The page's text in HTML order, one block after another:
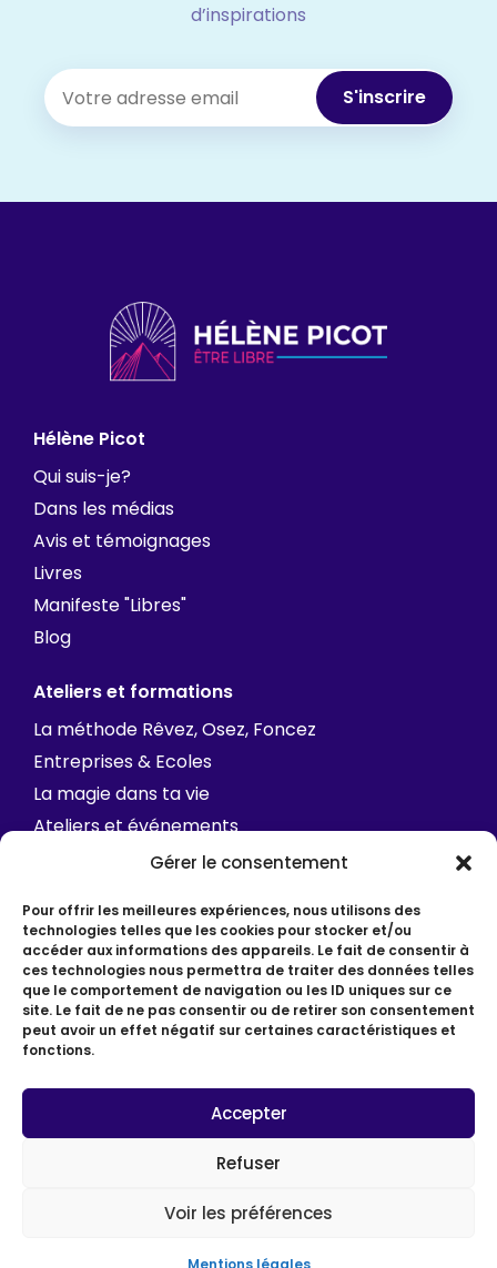
Gérer le consentement
Pour offrir les meilleures expériences, nous utilisons des
technologies telles que les cookies pour stocker et/ou
accéder aux informations des appareils. Le fait de consentir à
ces technologies nous permettra de traiter des données telles
que le comportement de navigation ou les ID uniques sur ce
site. Le fait de ne pas consentir ou de retirer son consentement
peut avoir un effet négatif sur certaines caractéristiques et
fonctions.
Accepter
Refuser
Voir les préférences
Mentions légales
d’inspirations
Hélène Picot
Qui suis-je?
Dans les médias
Avis et témoignages
Livres
Manifeste "Libres"
Blog
Ateliers et formations
La méthode Rêvez, Osez, Foncez
Entreprises & Ecoles
La magie dans ta vie
Ateliers et événements
© Depuis 2012 • Hélène Picot • Coach / Slasheuse
CGV